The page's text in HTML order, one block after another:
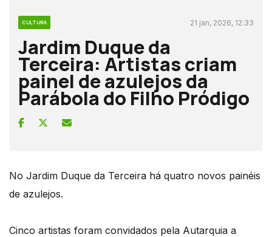
CULTURA 21 jan, 2026, 12:33
Jardim Duque da
Terceira: Artistas criam
painel de azulejos da
Parábola do Filho Pródigo
No Jardim Duque da Terceira há quatro novos painéis
de azulejos.
Cinco artistas foram convidados pela Autarquia a